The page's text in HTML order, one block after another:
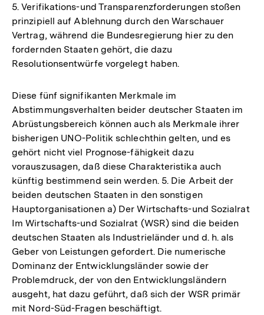
5. Verifikations-und Transparenzforderungen stoßen
prinzipiell auf Ablehnung durch den Warschauer
Vertrag, während die Bundesregierung hier zu den
fordernden Staaten gehört, die dazu
Resolutionsentwürfe vorgelegt haben.
Diese fünf signifikanten Merkmale im
Abstimmungsverhalten beider deutscher Staaten im
Abrüstungsbereich können auch als Merkmale ihrer
bisherigen UNO-Politik schlechthin gelten, und es
gehört nicht viel Prognose-fähigkeit dazu
vorauszusagen, daß diese Charakteristika auch
künftig bestimmend sein werden. 5. Die Arbeit der
beiden deutschen Staaten in den sonstigen
Hauptorganisationen a) Der Wirtschafts-und Sozialrat
Im Wirtschafts-und Sozialrat (WSR) sind die beiden
deutschen Staaten als Industrieländer und d. h. als
Geber von Leistungen gefordert. Die numerische
Dominanz der Entwicklungsländer sowie der
Problemdruck, der von den Entwicklungsländern
ausgeht, hat dazu geführt, daß sich der WSR primär
mit Nord-Süd-Fragen beschäftigt.